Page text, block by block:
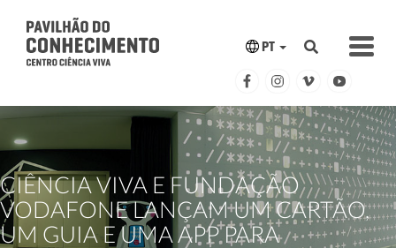
PT
CIÊNCIA VIVA E FUNDAÇÃO
VODAFONE LANÇAM UM CARTÃO,
UM GUIA E UMA APP PARA